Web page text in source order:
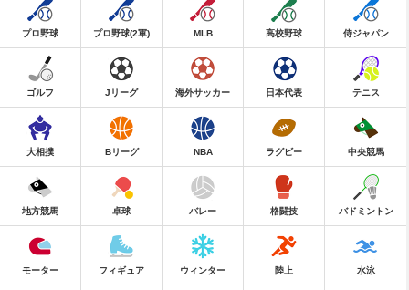
プロ野球 プロ野球(2軍) MLB 高校野球 侍ジャパン
ゴルフ Jリーグ 海外サッカー 日本代表 テニス
大相撲 Bリーグ NBA ラグビー 中央競馬
地方競馬 卓球 バレー 格闘技 バドミントン
モーター フィギュア ウィンター 陸上 水泳